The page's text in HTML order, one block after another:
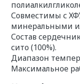
Совместимы с
минеральными
Состав
сито (100%).
Диапазон
Максимальное